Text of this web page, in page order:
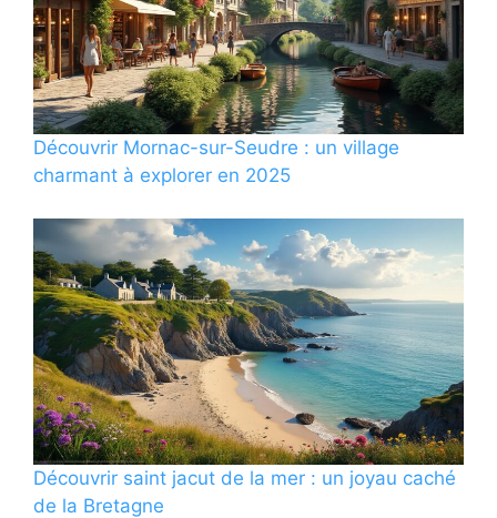
Découvrir Mornac-sur-Seudre : un village
charmant à explorer en 2025
Découvrir saint jacut de la mer : un joyau caché
de la Bretagne